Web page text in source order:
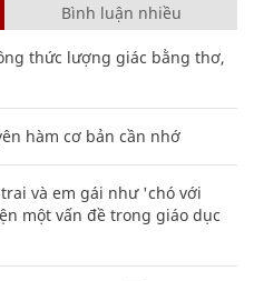
Bình luận nhiều
thức lượng giác bằng thơ,
hàm cơ bản cần nhớ
và em gái như 'chó với
một vấn đề trong giáo dục